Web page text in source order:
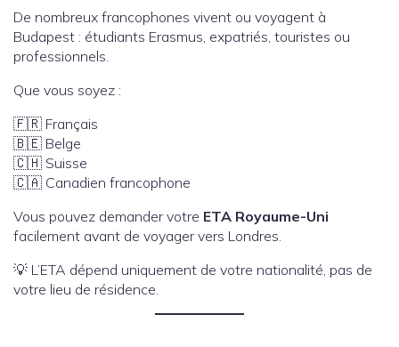
De nombreux francophones vivent ou voyagent à
Budapest : étudiants Erasmus, expatriés, touristes ou
professionnels.
Que vous soyez :
🇫🇷 Français
🇧🇪 Belge
🇨🇭 Suisse
🇨🇦 Canadien francophone
Vous pouvez demander votre ETA Royaume-Uni
facilement avant de voyager vers Londres.
💡 L’ETA dépend uniquement de votre nationalité, pas de
votre lieu de résidence.